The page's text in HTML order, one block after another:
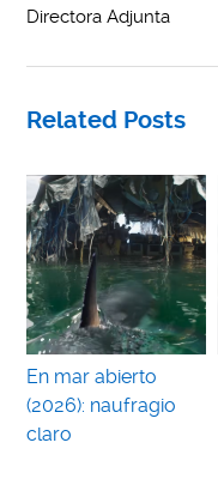
Directora Adjunta
Related Posts
En mar abierto
(2026): naufragio
claro